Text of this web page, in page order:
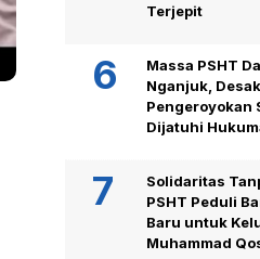
Terjepit
Massa PSHT
Nganjuk,
Pengeroyokan
Dijatuhi
Solidaritas
PSHT Peduli
Baru untuk
Muhammad